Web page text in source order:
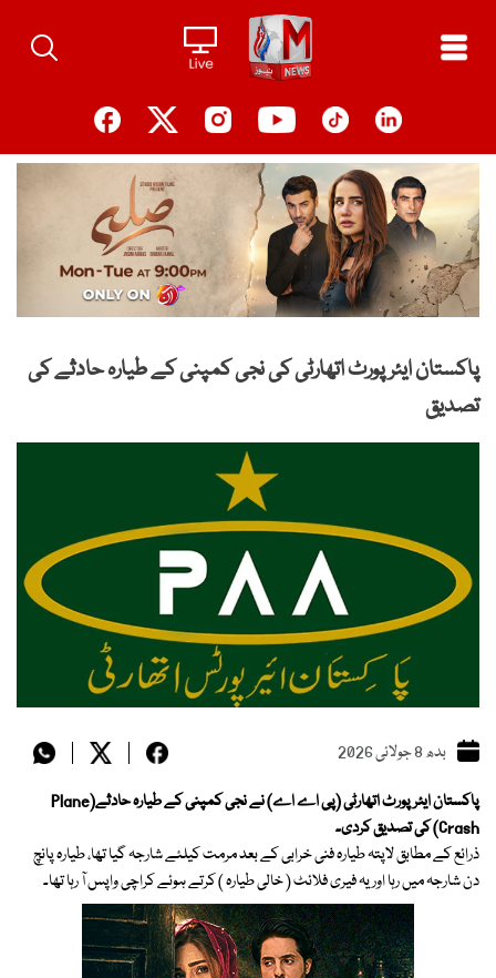
content
پاکستان ایئر پورٹ اتھارٹی کی نجی کمپنی کے طیارہ حادثے کی
تصدیق
بدھ 8 جولائی 2026
پاکستان ایئر پورٹ اتھارٹی (پی اے اے) نے نجی کمپنی کے طیارہ حادثے(Plane
Crash) کی تصدیق کردی۔
ذرائع کے مطابق لاپتہ طیارہ فنی خرابی کے بعد مرمت کیلئے شارجہ گیا تھا، طیارہ پانچ
دن شارجہ میں رہا اور یہ فیری فلائٹ ( خالی طیارہ ) کرتے ہوئے کراچی واپس آ رہا تھا۔